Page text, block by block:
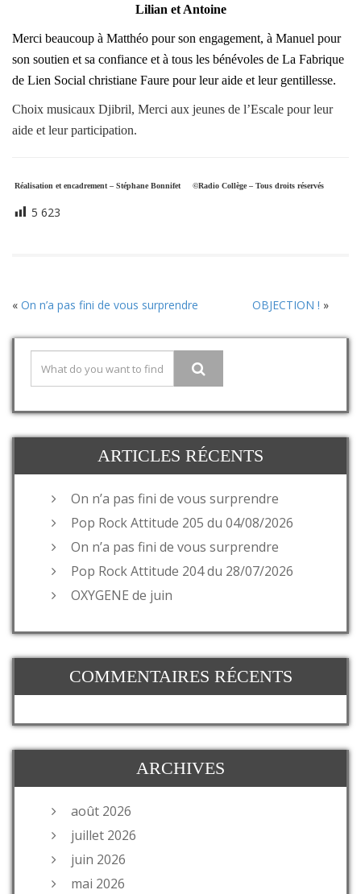
Lilian et Antoine
Merci beaucoup à Matthéo pour son engagement, à Manuel pour
son soutien et sa confiance et à tous les bénévoles de La Fabrique
de Lien Social christiane Faure pour leur aide et leur gentillesse.
Choix musicaux Djibril, Merci aux jeunes de l’Escale pour leur
aide et leur participation.
Réalisation et encadrement – Stéphane Bonnifet ©Radio Collège – Tous droits réservés
5 623
« On n’a pas fini de vous surprendre OBJECTION ! »
ARTICLES RÉCENTS
On n’a pas fini de vous surprendre
Pop Rock Attitude 205 du 04/08/2026
On n’a pas fini de vous surprendre
Pop Rock Attitude 204 du 28/07/2026
OXYGENE de juin
COMMENTAIRES RÉCENTS
ARCHIVES
août 2026
juillet 2026
juin 2026
mai 2026